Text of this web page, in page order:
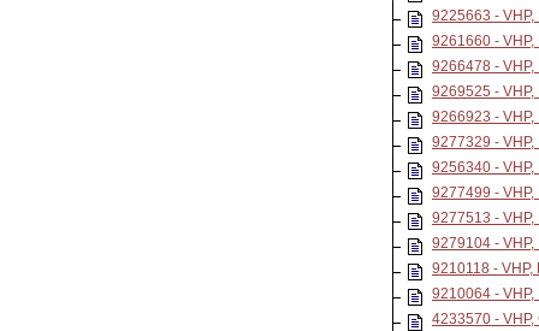
9225663 - VHP,
9261660 - VHP,
9266478 - VHP,
9269525 - VHP,
9266923 - VHP,
9277329 - VHP,
9256340 - VHP,
9277499 - VHP,
9277513 - VHP,
9279104 - VHP,
9210118 - VHP,
9210064 - VHP,
4233570 - VHP,